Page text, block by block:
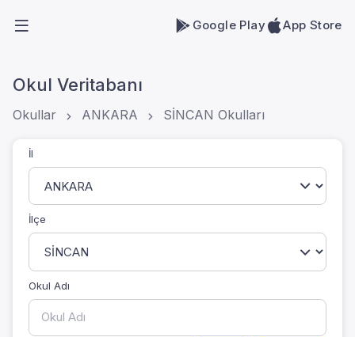
Google Play App Store
Okul Veritabanı
Okullar ANKARA SİNCAN Okulları
İl
İlçe
Okul Adı